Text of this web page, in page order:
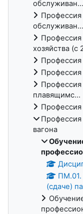
обслуживан...
обслуживан...
Профессия
хозяйства (с
Профессия
Профессия
Профессия
плавящимс...
Профессия
вагона
ПМ.01.
(сдаче)